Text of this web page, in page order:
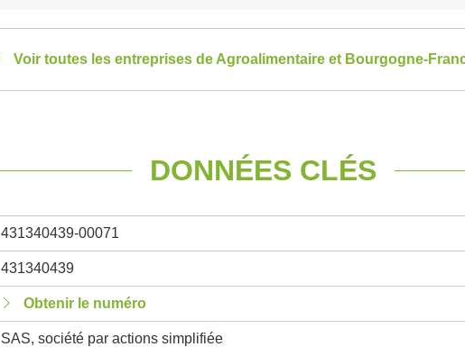
Voir toutes les entreprises de Agroalimentaire et Bourgogne-
DONNÉES CLÉS
431340439-00071
431340439
Obtenir le numéro
SAS, société par actions simplifiée